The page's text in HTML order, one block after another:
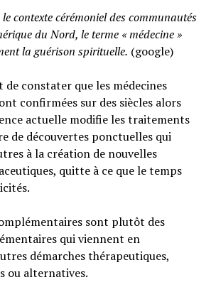
contexte cérémoniel des communautés
du Nord, le terme « médecine »
la guérison spirituelle. (google)
constater que les médecines
confirmées sur des siècles alors
actuelle modifie les traitements
de découvertes ponctuelles qui
à la création de nouvelles
quitte à ce que le temps
sont plutôt des
qui viennent en
démarches thérapeutiques,
ou alternatives.